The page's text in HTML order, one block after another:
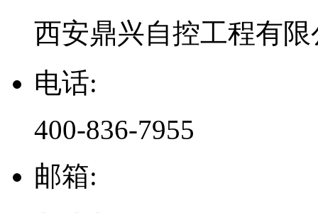
西安鼎兴自控工程有限
电话:
400-836-7955
邮箱: